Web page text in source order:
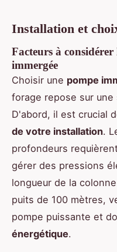
Installation et
Facteurs à
immergée
Choisir une pompe
forage repose sur
D'abord, il est crucial
de votre installation.
profondeurs
gérer des pressions
longueur de la
puits de 100 mètres,
pompe puissante et
énergétique.